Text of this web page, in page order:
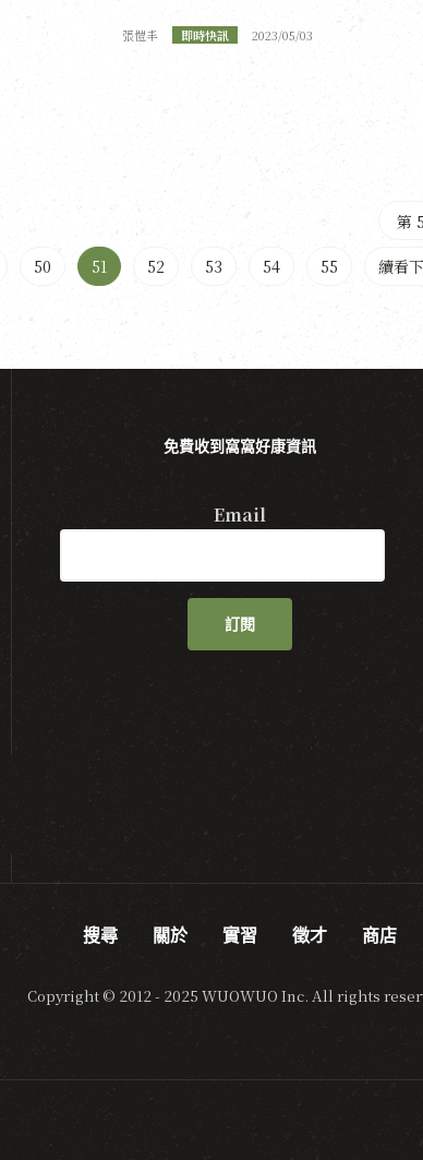
張愷丰 即時快訊 2023/05/03
第
50 51 52 53 54 55 續看
免費收到窩窩好康資訊
Email
訂閱
搜尋 關於 實習 徵才 商店
Copyright © 2012 - 2025 WUOWUO Inc. All rights